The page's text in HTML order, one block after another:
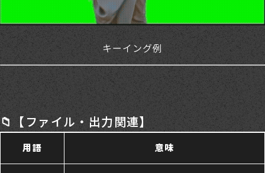
キーイング例
📁【ファイル・出力関連】
用語 意味